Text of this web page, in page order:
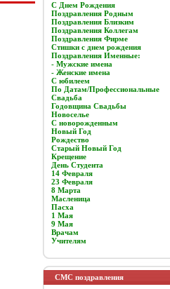
C Днем Рождения
Поздравления Родным
Поздравления Близким
Поздравления Коллегам
Поздравления Фирме
Стишки с днем рождения
Поздравления Именные:
- Мужские имена
- Женские имена
С юбилеем
По Датам/Профессиональные
Свадьба
Годовщина Свадьбы
Новоселье
С новорожденным
Новый Год
Рождество
Старый Новый Год
Крещение
День Студента
14 Февраля
23 Февраля
8 Марта
Масленица
Пасха
1 Мая
9 Мая
Врачам
Учителям
СМС поздравления